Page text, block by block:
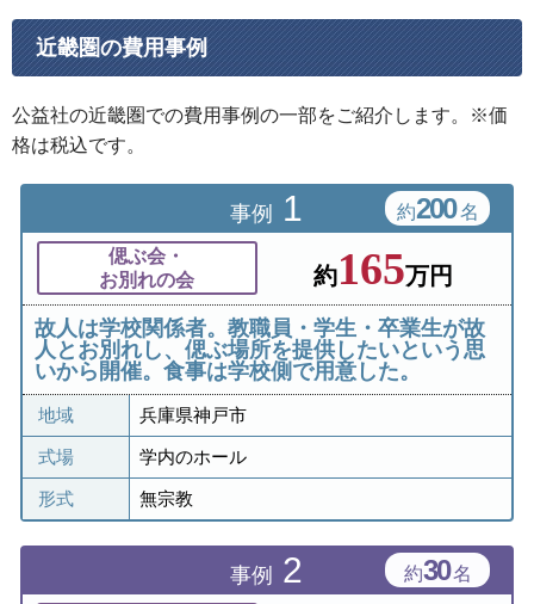
近畿圏の費用事例
公益社の近畿圏での費用事例の一部をご紹介します。
※価
格は税込です。
事例 1 約200 名
偲ぶ会・
お別れの会
約165万円
故人は学校関係者。教職員・学生・卒業生が故
人とお別れし、偲ぶ場所を提供したいという思
いから開催。食事は学校側で用意した。
地域 兵庫県神戸市
式場 学内のホール
形式 無宗教
事例 2 約30名